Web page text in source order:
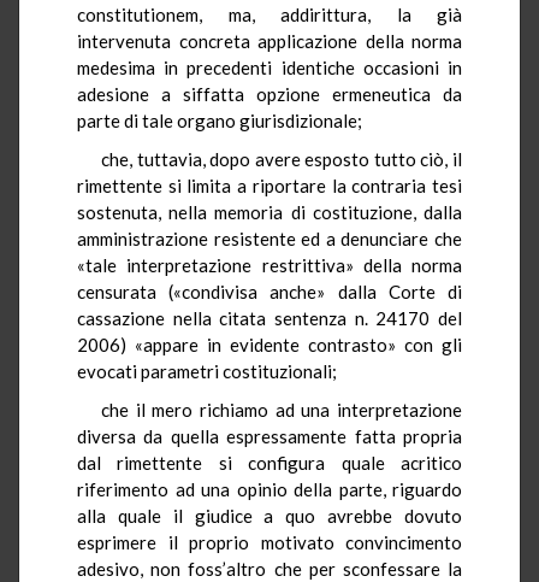
constitutionem, ma, addirittura, la già
intervenuta concreta applicazione della norma
medesima in precedenti identiche occasioni in
adesione a siffatta opzione ermeneutica da
parte di tale organo giurisdizionale;
che, tuttavia, dopo avere esposto tutto ciò, il
rimettente si limita a riportare la contraria tesi
sostenuta, nella memoria di costituzione, dalla
amministrazione resistente ed a denunciare che
«tale interpretazione restrittiva» della norma
censurata («condivisa anche» dalla Corte di
cassazione nella citata sentenza n. 24170 del
2006) «appare in evidente contrasto» con gli
evocati parametri costituzionali;
che il mero richiamo ad una interpretazione
diversa da quella espressamente fatta propria
dal rimettente si configura quale acritico
riferimento ad una opinio della parte, riguardo
alla quale il giudice a quo avrebbe dovuto
esprimere il proprio motivato convincimento
adesivo, non foss’altro che per sconfessare la